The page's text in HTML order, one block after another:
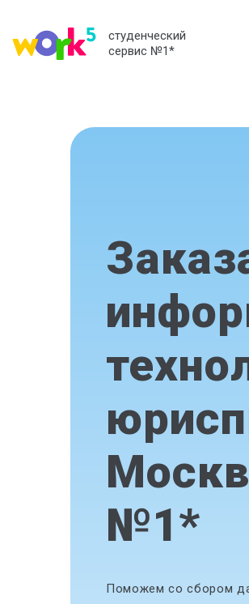
студенческий
сервис №1*
№1*
Поможем со сбором